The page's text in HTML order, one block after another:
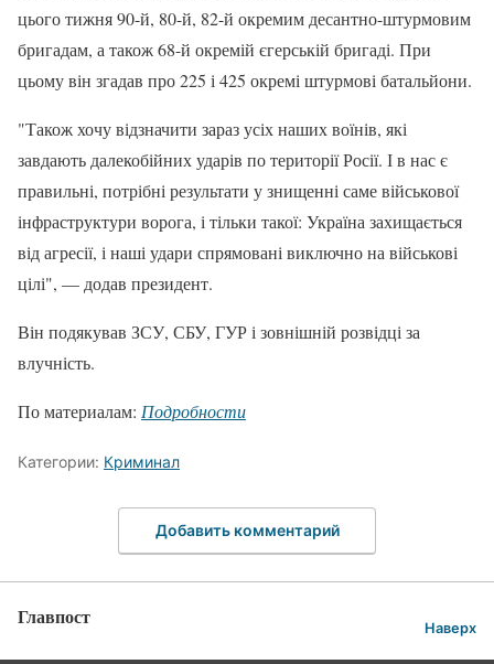
цього тижня 90-й, 80-й, 82-й окремим десантно-штурмовим
бригадам, а також 68-й окремій єгерській бригаді. При
цьому він згадав про 225 і 425 окремі штурмові батальйони.
"Також хочу відзначити зараз усіх наших воїнів, які
завдають далекобійних ударів по території Росії. І в нас є
правильні, потрібні результати у знищенні саме військової
інфраструктури ворога, і тільки такої: Україна захищається
від агресії, і наші удари спрямовані виключно на військові
цілі", — додав президент.
Він подякував ЗСУ, СБУ, ГУР і зовнішній розвідці за
влучність.
По материалам: Подробности
Категории: Криминал
Добавить комментарий
Главпост Наверх